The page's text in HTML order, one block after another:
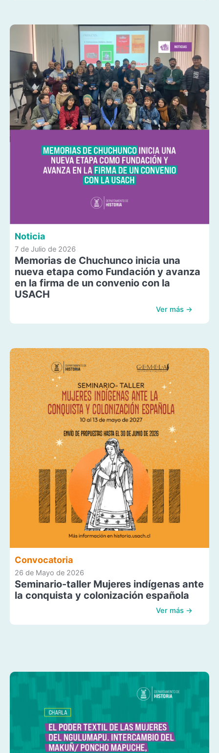
Noticia
7 de Julio de 2026
Memorias de Chuchunco inicia una
nueva etapa como Fundación y avanza
en la firma de un convenio con la
USACH
Ver más →
Convocatoria
26 de Mayo de 2026
Seminario-taller Mujeres indígenas ante
la conquista y colonización española
Ver más →